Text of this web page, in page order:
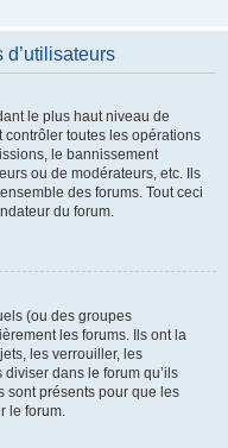
le plus haut niveau de
toutes les opérations
le bannissement
ou de modérateurs, etc. Ils
des forums. Tout ceci
du forum.
(ou des groupes
les forums. Ils ont la
les verrouiller, les
dans le forum qu’ils
sont présents pour que les
le forum.